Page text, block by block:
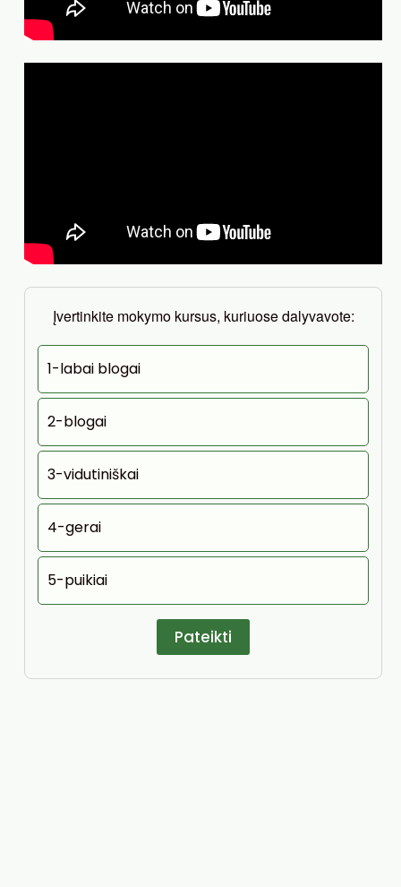
Įvertinkite mokymo kursus, kuriuose dalyvavote:
1-labai blogai
2-blogai
3-vidutiniškai
4-gerai
5-puikiai